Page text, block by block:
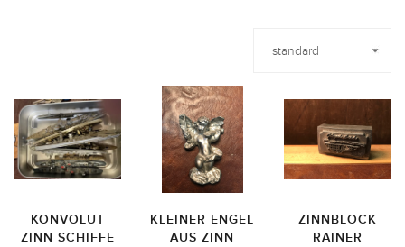
KONVOLUT
ZINN SCHIFFE
KLEINER ENGEL
AUS ZINN
ZINNBLOCK
RAINER